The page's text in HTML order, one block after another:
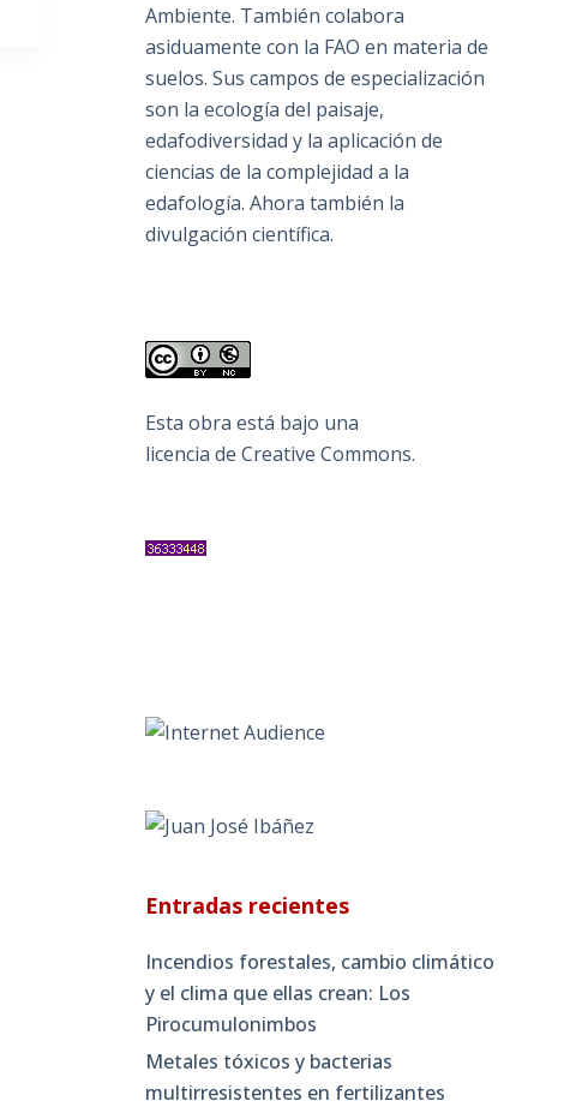
Ambiente. También colabora
asiduamente con la FAO en materia de
suelos. Sus campos de especialización
son la ecología del paisaje,
edafodiversidad y la aplicación de
ciencias de la complejidad a la
edafología. Ahora también la
divulgación científica.
Esta obra está bajo una
licencia de Creative Commons.
Entradas recientes
Incendios forestales, cambio climático
y el clima que ellas crean: Los
Pirocumulonimbos
Metales tóxicos y bacterias
multirresistentes en fertilizantes